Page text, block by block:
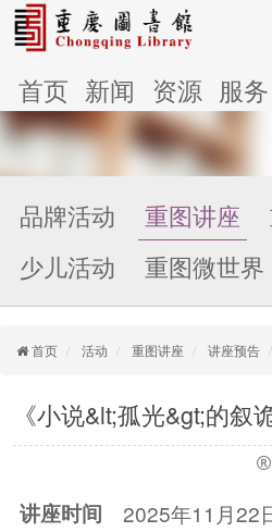
首页 新闻 资源 服务
品牌活动 重图讲座
少儿活动
重图微世界
首页 活动 重图讲座 讲座预告
《小说&lt;孤光&gt;的叙
讲座时间
2025年11月22